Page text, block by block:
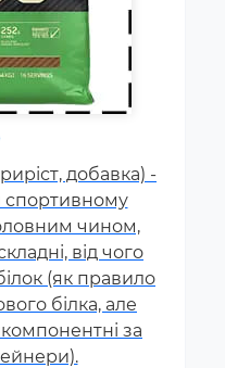
добавка) -
спортивному
чином,
від чого
(як правило
білка, але
за
добавка,
у
фітнесі, а
пов'язаних
Це
в